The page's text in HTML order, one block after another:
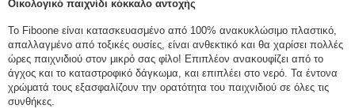
Οικολογικό παιχνίδι κόκκαλο αντοχής
Το Fiboone είναι κατασκευασμένο από 100% ανακυκλώσιμο πλαστικό,
απαλλαγμένο από τοξικές ουσίες, είναι ανθεκτικό και θα χαρίσει πολλές
ώρες παιχνιδιού στον μικρό σας φίλο! Επιπλέον ανακουφίζει από το
άγχος και το καταστροφικό δάγκωμα, και επιπλέει στο νερό. Τα έντονα
χρώματά τους εξασφαλίζουν την ορατότητα του παιχνιδιού σε όλες τις
συνθήκες.